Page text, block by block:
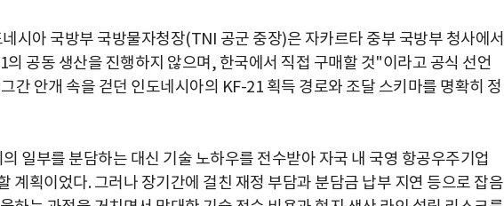
시아 국방부 국방물자청장(TNI 공군 중장)은 자카르타 중부 국방부 청사에서
공동 생산을 진행하지 않으며, 한국에서 직접 구매할 것"이라고 공식 선언
간 안개 속을 걷던 인도네시아의 KF-21 획득 경로와 조달 스키마를 명확히 정
일부를 분담하는 대신 기술 노하우를 전수받아 자국 내 국영 항공우주기업
계획이었다. 그러나 장기간에 걸친 재정 부담과 분담금 납부 지연 등으로 잡음